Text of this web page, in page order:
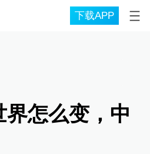
下载APP
界怎么变，中